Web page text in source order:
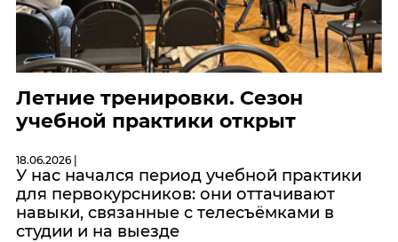
Летние тренировки. Сезон
учебной практики открыт
18.06.2026 |
У нас начался период учебной практики
для первокурсников: они оттачивают
навыки, связанные с телесъёмками в
студии и на выезде